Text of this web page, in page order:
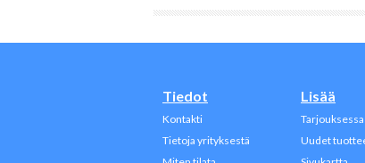
Tiedot
Kontakti
Tietoja yrityksestä
Lisää
Tarjouksessa
Uudet